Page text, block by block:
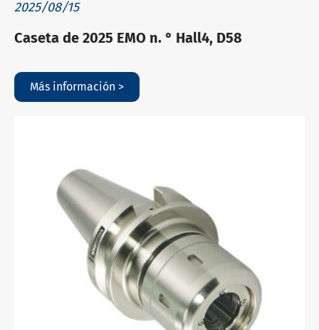
2025/08/15
Caseta de 2025 EMO n. ° Hall4, D58
Más información >